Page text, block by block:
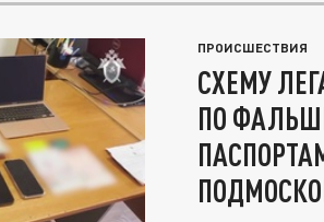
ПРОИСШЕСТВИЯ
СХЕМУ
ПО